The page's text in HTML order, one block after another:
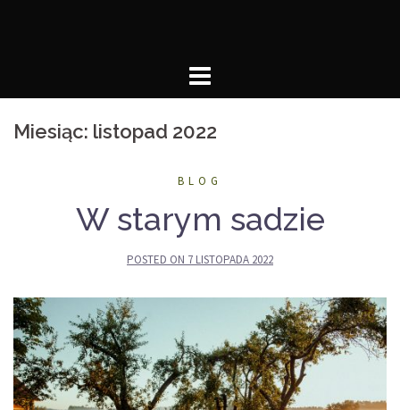
Miesiąc: listopad 2022
BLOG
W starym sadzie
POSTED ON 7 LISTOPADA 2022